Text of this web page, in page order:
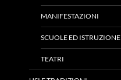
MANIFESTAZIONI
SCUOLE ED ISTRUZIONE
TEATRI